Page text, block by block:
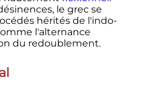
le grec se
hérités de l'indo-
l'alternance
du redoublement.